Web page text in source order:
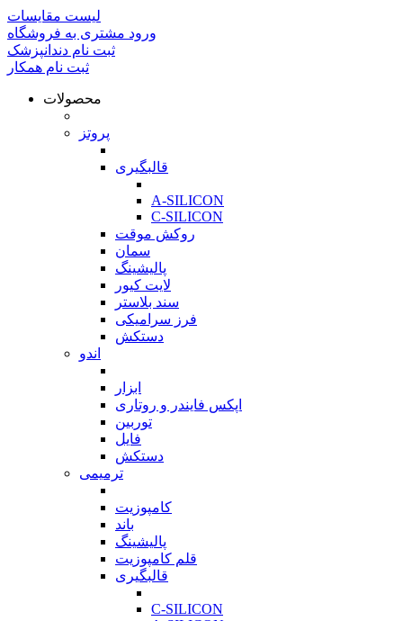
لیست مقایسات
ورود مشتری به فروشگاه
ثبت نام دندانپزشک
ثبت نام همکار
محصولات
پروتز
قالبگیری
A-SILICON
C-SILICON
روکش موقت
سمان
پالیشینگ
لایت کیور
سند بلاستر
فرز سرامیکی
دستکش
اندو
ابزار
اپکس فایندر و روتاری
توربین
فایل
دستکش
ترمیمی
کامپوزیت
باند
پالیشینگ
قلم کامپوزیت
قالبگیری
C-SILICON